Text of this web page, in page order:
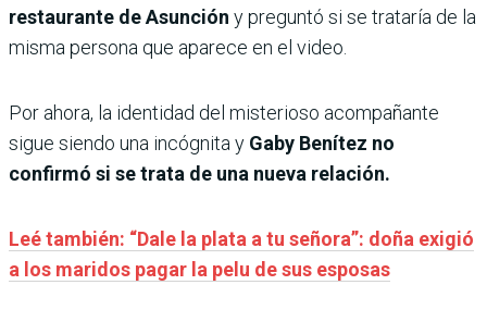
restaurante de Asunción y preguntó si se trataría de la
misma persona que aparece en el video.
Por ahora, la identidad del misterioso acompañante
sigue siendo una incógnita y Gaby Benítez no
confirmó si se trata de una nueva relación.
Leé también: “Dale la plata a tu señora”: doña exigió
a los maridos pagar la pelu de sus esposas